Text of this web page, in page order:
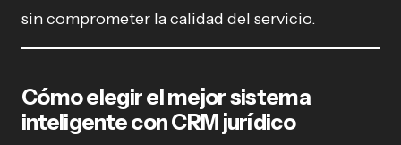
sin comprometer la calidad del servicio.
Cómo elegir el mejor sistema
inteligente con CRM jurídico